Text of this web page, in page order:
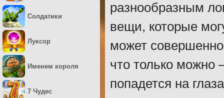
разнообразным
вещи, которые
может
что только можно
попадется на
Солдатики
Луксор
Именем короля
7 Чудес